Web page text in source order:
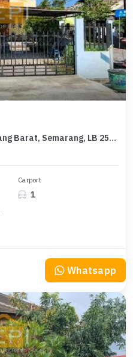
Kesempatan Rumah di Semarang Barat, Semarang, LB 250m², Harga 2,25 Miliar
Carport
1
Whatsapp